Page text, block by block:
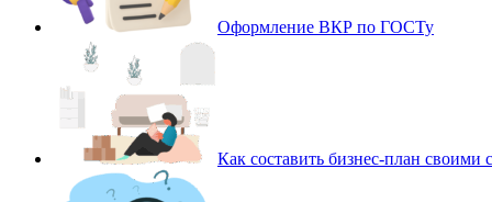
Оформление ВКР по ГОСТу
Как составить бизнес-план своими